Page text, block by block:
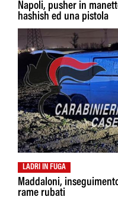
Napoli, pusher in
hashish ed una pistola
LADRI IN FUGA
Maddaloni,
rame rubati